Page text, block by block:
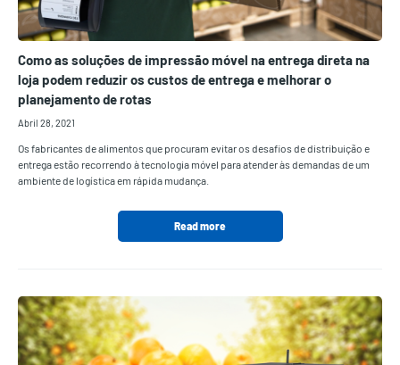
Como as soluções de impressão móvel na entrega direta na
loja podem reduzir os custos de entrega e melhorar o
planejamento de rotas
Abril 28, 2021
Os fabricantes de alimentos que procuram evitar os desafios de distribuição e
entrega estão recorrendo à tecnologia móvel para atender às demandas de um
ambiente de logística em rápida mudança.
Read more